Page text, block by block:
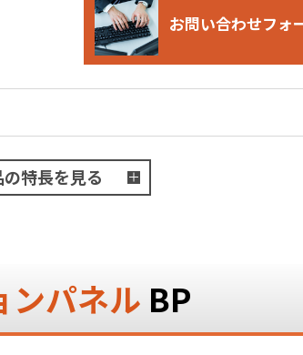
お問い合わせフォ
特長を見る
ンパネル BP